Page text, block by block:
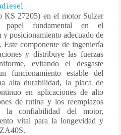
KS 27205) en el motor Sulzer
papel fundamental en el
y posicionamiento adecuado de
componente de ingeniería
y distribuye las fuerzas
evitando el desgaste
funcionamiento estable del
alta durabilidad, la placa de
en aplicaciones de alto
de rutina y los reemplazos
la confiabilidad del motor,
vital para la longevidad y